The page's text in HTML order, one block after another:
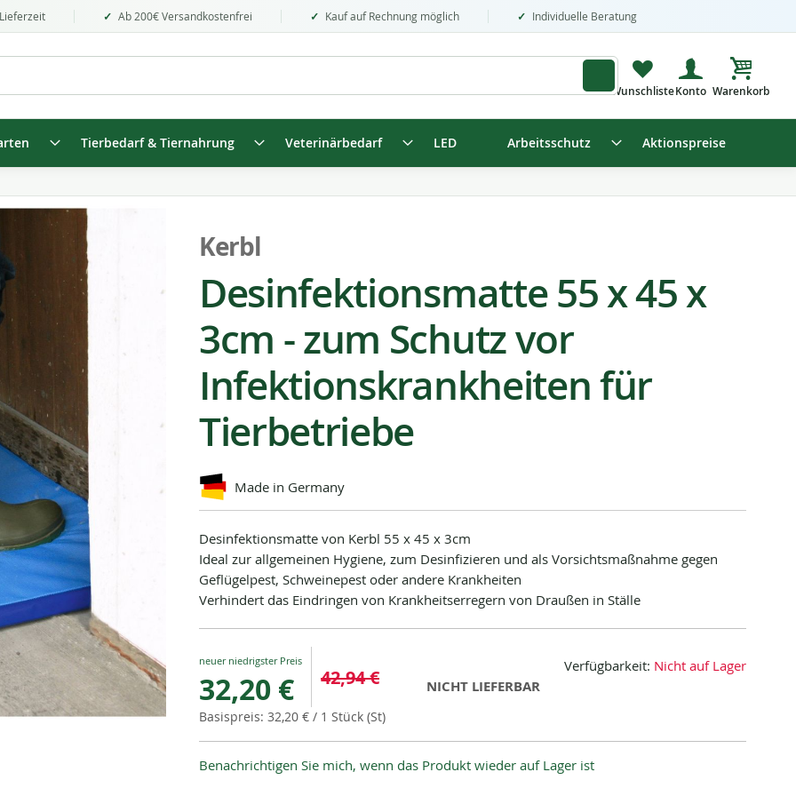
Ab 200€ Versandkostenfrei Kauf auf Rechnung möglich Individuelle Beratung
Mein
Tierbedarf & Tiernahrung Veterinärbedarf LED Arbeitsschutz Aktionspreise
Kerbl
Desinfektionsmatte 55 x 45 x
3cm - zum Schutz vor
Infektionskrankheiten für
Tierbetriebe
Made in Germany
Desinfektionsmatte von Kerbl 55 x 45 x 3cm
Ideal zur allgemeinen Hygiene, zum Desinfizieren und als Vorsichtsmaßnahme gegen
Geflügelpest, Schweinepest oder andere Krankheiten
Verhindert das Eindringen von Krankheitserregern von Draußen in Ställe
Special
Price
32,20 € 42,94 €
32,20 € / 1 Stück (St)
Verfügbarkeit: Nicht auf Lager
NICHT LIEFERBAR
Benachrichtigen Sie mich, wenn das Produkt wieder auf Lager ist